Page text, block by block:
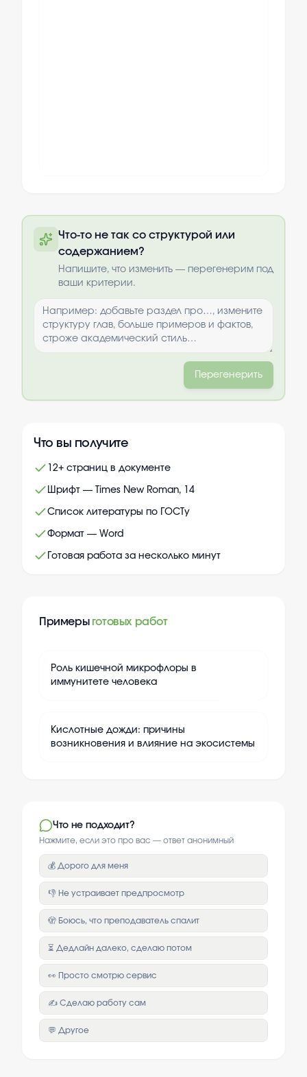
оплаты
Что-то не так со структурой или
содержанием?
Напишите, что изменить — перегенерим под
ваши критерии.
Перегенерить
Что вы получите
12+ страниц в документе
Шрифт — Times New Roman, 14
Список литературы по ГОСТу
Формат — Word
Готовая работа за несколько минут
Примеры готовых работ
Роль кишечной микрофлоры в
иммунитете человека
Кислотные дожди: причины
возникновения и влияние на экосистемы
Что не подходит?
Нажмите, если это про вас — ответ анонимный
💰 Дорого для меня
👎 Не устраивает предпросмотр
🫣 Боюсь, что преподаватель спалит
⏳ Дедлайн далеко, сделаю потом
👀 Просто смотрю сервис
✍️ Сделаю работу сам
💬 Другое